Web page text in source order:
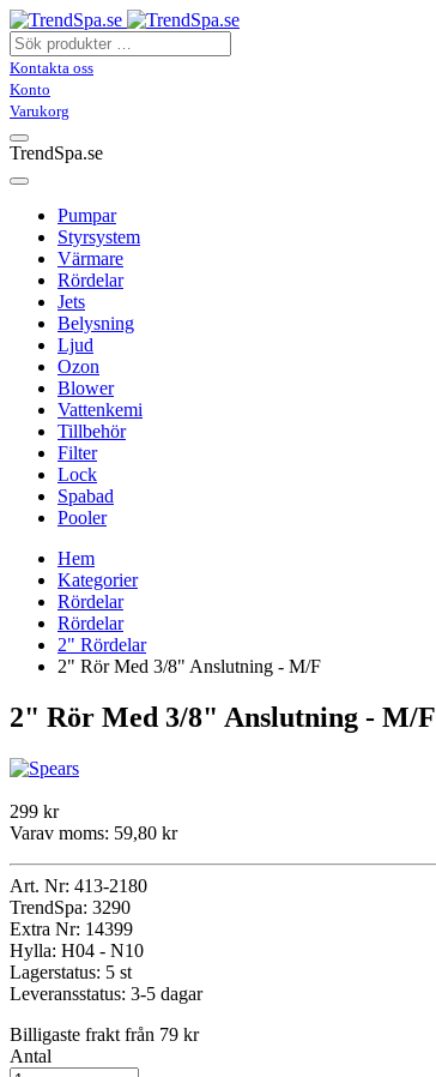
Kontakta oss
Konto
Varukorg
TrendSpa.se
Pumpar
Styrsystem
Värmare
Rördelar
Jets
Belysning
Ljud
Ozon
Blower
Vattenkemi
Tillbehör
Filter
Lock
Spabad
Pooler
Hem
Kategorier
Rördelar
Rördelar
2" Rördelar
2" Rör Med 3/8" Anslutning - M/F
2" Rör Med 3/8" Anslutning - M/F
299 kr
Varav moms: 59,80 kr
Art. Nr: 413-2180
TrendSpa: 3290
Extra Nr: 14399
Hylla: H04 - N10
Lagerstatus: 5 st
Leveransstatus: 3-5 dagar
Billigaste frakt från 79 kr
Antal